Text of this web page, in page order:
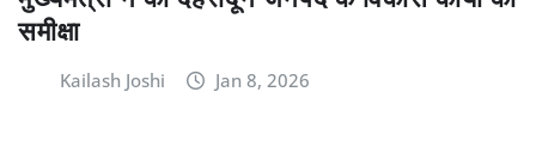
समीक्षा
Kailash Joshi Jan 8, 2026